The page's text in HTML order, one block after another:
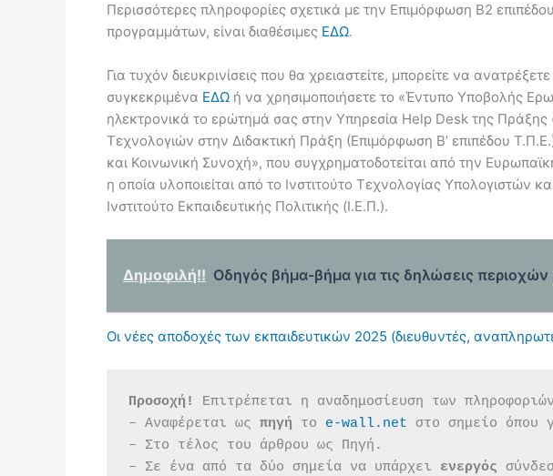
Περισσότερες πληροφορίες σχετικά με την Επιμόρφωση Β2
προγραμμάτων, είναι διαθέσιμες ΕΔΩ.
Για τυχόν διευκρινίσεις που θα χρειαστείτε, μπορείτε να
συγκεκριμένα ΕΔΩ ή να χρησιμοποιήσετε το «Έντυπο Υποβολής
ηλεκτρονικά το ερώτημά σας στην Υπηρεσία Help Desk της
Τεχνολογιών στην Διδακτική Πράξη (Επιμόρφωση Β’ επιπέδου
και Κοινωνική Συνοχή», που συγχρηματοδοτείται από την
η οποία υλοποιείται από το Ινστιτούτο Τεχνολογίας Υπολογιστών
Ινστιτούτο Εκπαιδευτικής Πολιτικής (Ι.Ε.Π.).
Δημοφιλή!! Οδηγός βήμα-βήμα για τις δηλώσεις
Οι νέες αποδοχές των εκπαιδευτικών 2025 (διευθυντές,
Προσοχή!
Επιτρέπεται η αναδημοσίευση των
– Αναφέρεται ως πηγή το e-wall.net στο σημείο όπου
– Στο τέλος του άρθρου ως Πηγή.
– Σε ένα από τα δύο σημεία να υπάρχει ενεργός